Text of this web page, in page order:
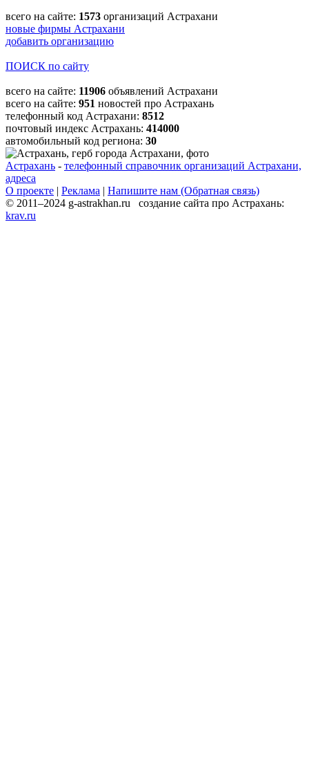
всего на сайте: 1573 организаций Астрахани
новые фирмы Астрахани
добавить организацию
ПОИСК по сайту
всего на сайте: 11906 объявлений Астрахани
всего на сайте: 951 новостей про Астрахань
телефонный код Астрахани: 8512
почтовый индекс Астрахань: 414000
автомобильный код региона: 30
Астрахань - телефонный справочник организаций Астрахани,
адреса
О проекте | Реклама | Напишите нам (Обратная связь)
© 2011–2024 g-astrakhan.ru создание сайта про Астрахань:
krav.ru